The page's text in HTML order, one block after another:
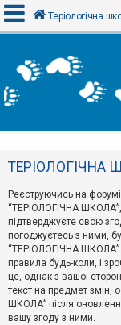
х
і
Т
е
м
и
б
е
з
в
і
д
п
о
в
і
д
Теріологічна
ТЕРІОЛОГІЧНА
Реєструючись на
“ТЕРІОЛОГІЧНА
підтверджуєте свою
погоджуєтесь з ними,
“ТЕРІОЛОГІЧНА
правила будь-коли, і
це, однак з вашої
текст на предмет змін,
ШКОЛА” після
вашу згоду з ними.